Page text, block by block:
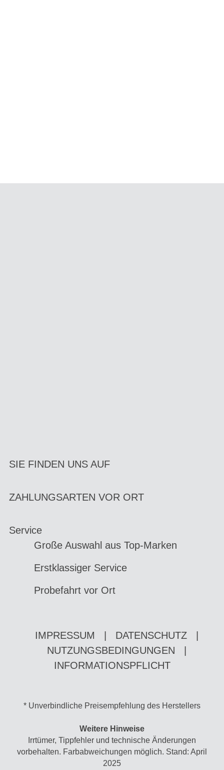
SIE FINDEN UNS AUF
ZAHLUNGSARTEN VOR ORT
Service
Große Auswahl aus Top-Marken
Erstklassiger Service
Probefahrt vor Ort
IMPRESSUM DATENSCHUTZ
NUTZUNGSBEDINGUNGEN
INFORMATIONSPFLICHT
* Unverbindliche Preisempfehlung des Herstellers
Weitere Hinweise
Irrtümer, Tippfehler und technische Änderungen
vorbehalten. Farbabweichungen möglich. Stand: April
2025